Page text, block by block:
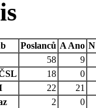
Poslanců A Ano N
58
9
18
0
22
21
2
0